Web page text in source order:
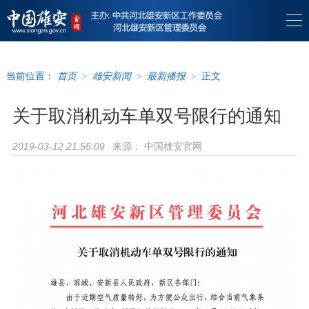
当前位置： 首页 > 雄安新闻 > 最新播报 > 正文
关于取消机动车单双号限行的通知
2019-03-12 21:55:09 来源： 中国雄安官网